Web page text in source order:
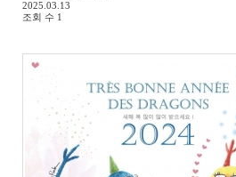
2025.03.13
조회 수 1